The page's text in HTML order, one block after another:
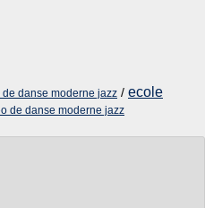
danse moderne jazz / ecole
de danse moderne jazz